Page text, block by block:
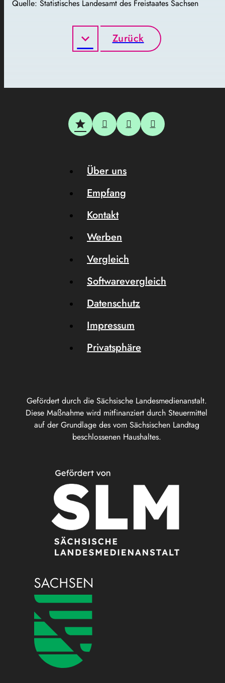
Quelle: Statistisches Landesamt des Freistaates Sachsen
Zurück
Gefördert durch die Sächsische Landesmedienanstalt.
Diese Maßnahme wird mitfinanziert durch Steuermittel
auf der Grundlage des vom Sächsischen Landtag
beschlossenen Haushaltes.
Über uns
Empfang
Kontakt
Werben
Vergleich
Softwarevergleich
Datenschutz
Impressum
Privatsphäre